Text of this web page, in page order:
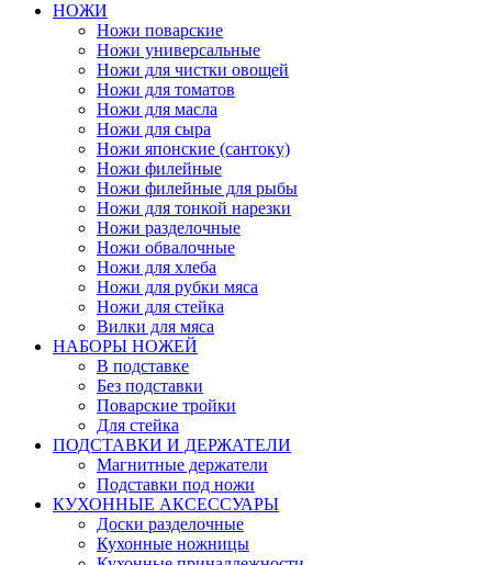
НОЖИ
Ножи поварские
Ножи универсальные
Ножи для чистки овощей
Ножи для томатов
Ножи для масла
Ножи для сыра
Ножи японские (сантоку)
Ножи филейные
Ножи филейные для рыбы
Ножи для тонкой нарезки
Ножи разделочные
Ножи обвалочные
Ножи для хлеба
Ножи для рубки мяса
Ножи для стейка
Вилки для мяса
НАБОРЫ НОЖЕЙ
В подставке
Без подставки
Поварские тройки
Для стейка
ПОДСТАВКИ И ДЕРЖАТЕЛИ
Магнитные держатели
Подставки под ножи
КУХОННЫЕ АКСЕССУАРЫ
Доски разделочные
Кухонные ножницы